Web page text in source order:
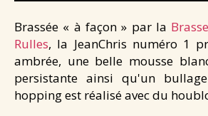
Brassée « à façon » par la
Rulles, la JeanChris numéro 1
ambrée, une belle mousse
persistante ainsi qu'un
hopping est réalisé avec du